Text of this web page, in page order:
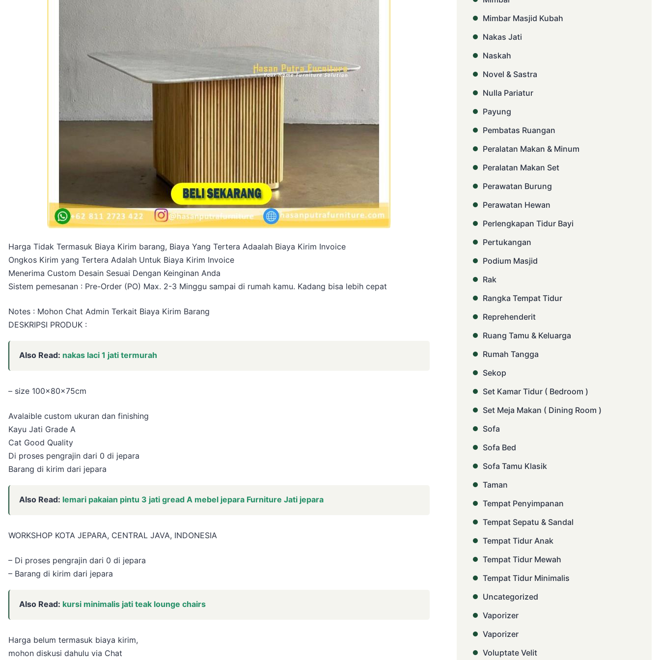
Harga Tidak Termasuk Biaya Kirim barang, Biaya Yang Tertera Adaalah Biaya Kirim Invoice
Ongkos Kirim yang Tertera Adalah Untuk Biaya Kirim Invoice
Menerima Custom Desain Sesuai Dengan Keinginan Anda
Sistem pemesanan : Pre-Order (PO) Max. 2-3 Minggu sampai di rumah kamu. Kadang bisa lebih cepat
Notes : Mohon Chat Admin Terkait Biaya Kirim Barang
DESKRIPSI PRODUK :
Also Read: nakas laci 1 jati termurah
– size 100x80x75cm
Avalaible custom ukuran dan finishing
Kayu Jati Grade A
Cat Good Quality
Di proses pengrajin dari 0 di jepara
Barang di kirim dari jepara
Also Read: lemari pakaian pintu 3 jati gread A mebel jepara Furniture Jati jepara
WORKSHOP KOTA JEPARA, CENTRAL JAVA, INDONESIA
– Di proses pengrajin dari 0 di jepara
– Barang di kirim dari jepara
Also Read: kursi minimalis jati teak lounge chairs
Harga belum termasuk biaya kirim,
mohon diskusi dahulu via Chat
Mimbar Masjid Kubah
Nakas Jati
Naskah
Novel & Sastra
Nulla Pariatur
Payung
Pembatas Ruangan
Peralatan Makan & Minum
Peralatan Makan Set
Perawatan Burung
Perawatan Hewan
Perlengkapan Tidur Bayi
Pertukangan
Podium Masjid
Rak
Rangka Tempat Tidur
Reprehenderit
Ruang Tamu & Keluarga
Rumah Tangga
Sekop
Set Kamar Tidur ( Bedroom )
Set Meja Makan ( Dining Room )
Sofa
Sofa Bed
Sofa Tamu Klasik
Taman
Tempat Penyimpanan
Tempat Sepatu & Sandal
Tempat Tidur Anak
Tempat Tidur Mewah
Tempat Tidur Minimalis
Uncategorized
Vaporizer
Vaporizer
Voluptate Velit